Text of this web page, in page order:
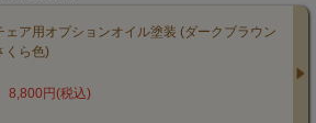
ェア用オプションオイル塗装 (ダークブラウン
くら色)
8,800円(税込)